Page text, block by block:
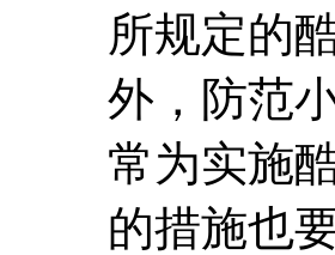
所规定的
外，防范
常为实施
的措施也